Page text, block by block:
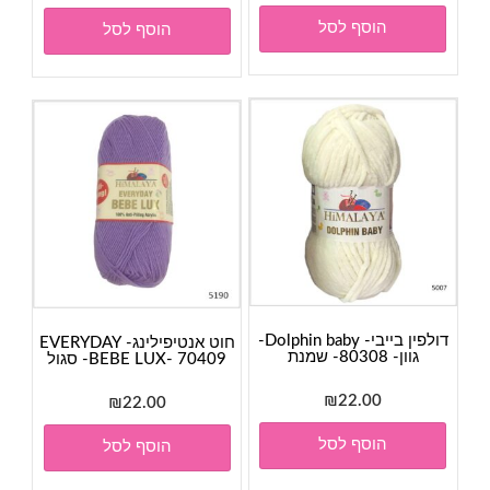
הוסף לסל הוסף לסל
דולפין בייבי- Dolphin baby-
גוון- 80308- שמנת
₪22.00
הוסף לסל
חוט אנטיפילינג- EVERYDAY
BEBE LUX- 70409- סגול
₪22.00
הוסף לסל